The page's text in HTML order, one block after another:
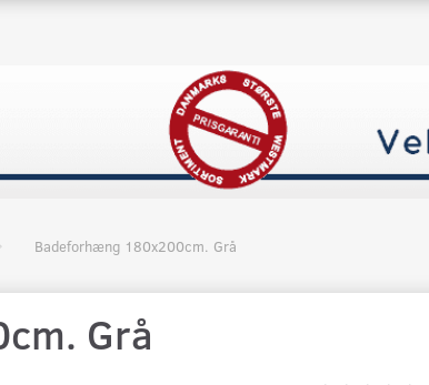
Badeforhæng 180x200cm. Grå
Grå